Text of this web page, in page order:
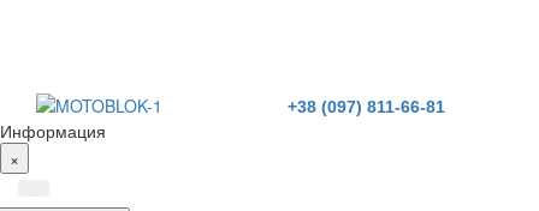
+38 (097) 811-66-81
Информация
×